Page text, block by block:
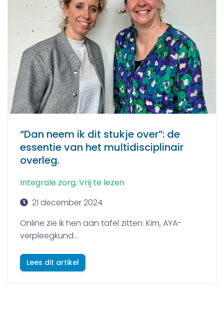
“Dan neem ik dit stukje over”: de
essentie van het multidisciplinair
overleg.
Integrale zorg, Vrij te lezen
21 december 2024
Online zie ik hen aan tafel zitten: Kim, AYA-
verpleegkund...
Lees dit artikel